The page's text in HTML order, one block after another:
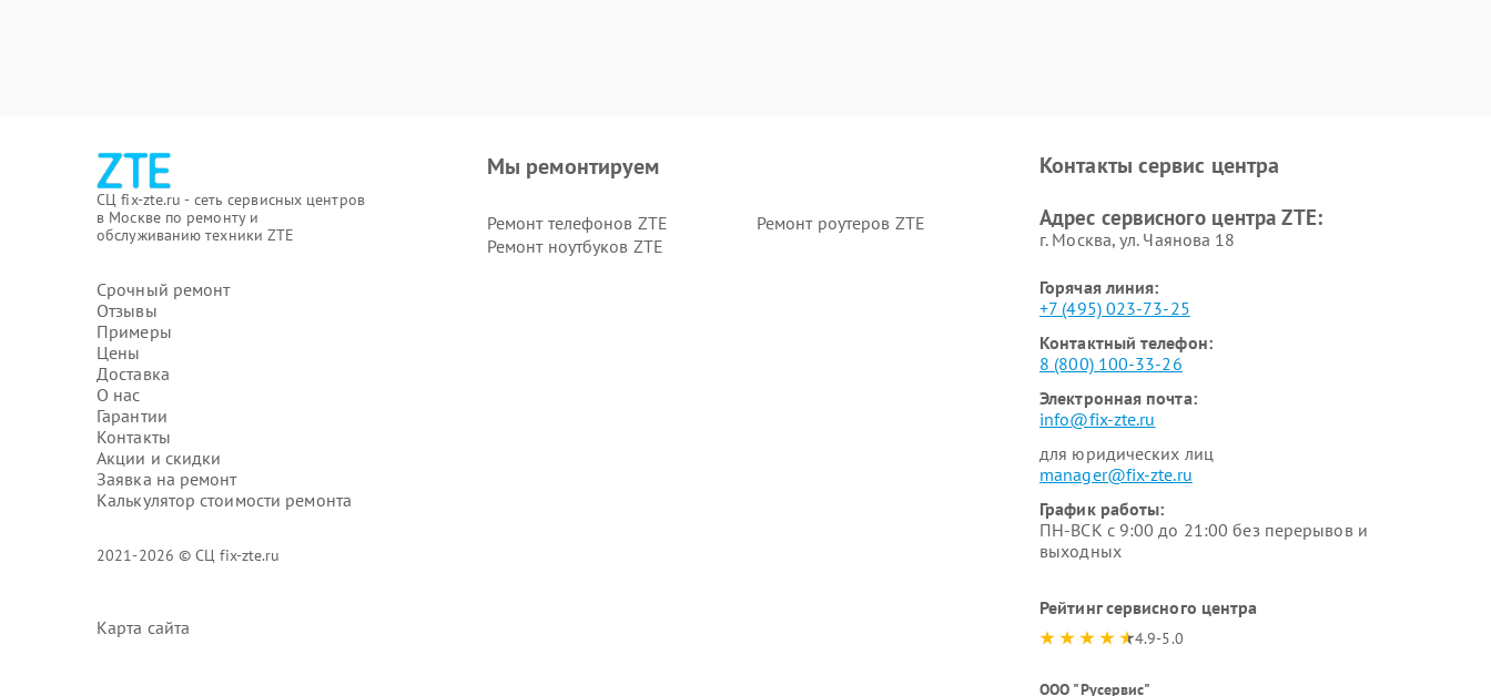
СЦ fix-zte.ru - сеть сервисных центров
в Москве по ремонту и
обслуживанию техники ZTE
Срочный ремонт
Отзывы
Примеры
Цены
Доставка
О нас
Гарантии
Контакты
Акции и скидки
Заявка на ремонт
Калькулятор стоимости ремонта
2021-2026 © СЦ fix-zte.ru
Карта сайта
Мы ремонтируем
Ремонт телефонов ZTE
Ремонт роутеров ZTE
Ремонт ноутбуков ZTE
Контакты сервис центра
Адрес сервисного центра ZTE:
г. Москва, ул. Чаянова 18
Горячая линия:
+7 (495) 023-73-25
Контактный телефон:
8 (800) 100-33-26
Электронная почта:
info@fix-zte.ru
для юридических лиц
manager@fix-zte.ru
График работы:
ПН-ВСК с 9:00 до 21:00 без перерывов и
выходных
Рейтинг сервисного центра
4.9-5.0
ООО "Русервис"